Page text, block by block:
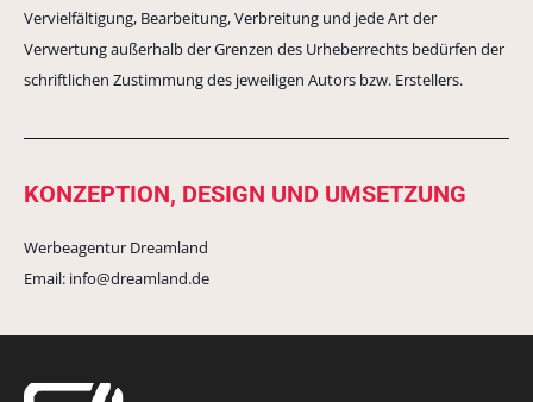
Vervielfältigung, Bearbeitung, Verbreitung und jede Art der
Verwertung außerhalb der Grenzen des Urheberrechts bedürfen der
schriftlichen Zustimmung des jeweiligen Autors bzw. Erstellers.
KONZEPTION, DESIGN UND UMSETZUNG
Werbeagentur Dreamland
Email: info@dreamland.de